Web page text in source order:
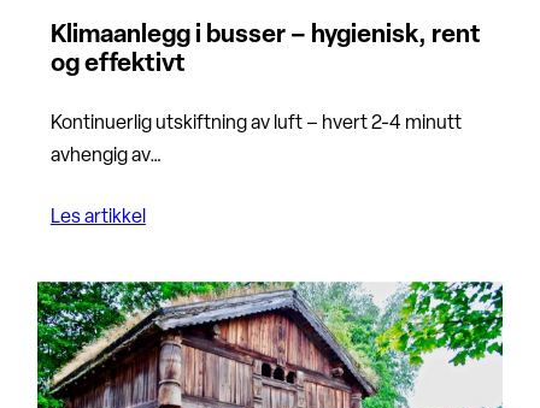
Klimaanlegg i busser – hygienisk, rent
og effektivt
Kontinuerlig utskiftning av luft – hvert 2-4 minutt
avhengig av…
Les artikkel